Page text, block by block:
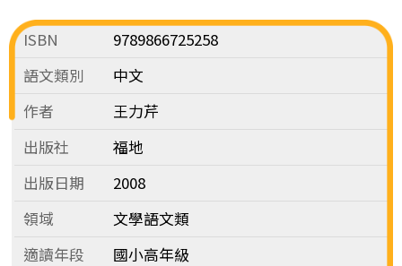
ISBN
9789866725258
語文類別
中文
作者
王力芹
出版社
福地
出版日期
2008
領域
文學語文類
適讀年段
國小高年級